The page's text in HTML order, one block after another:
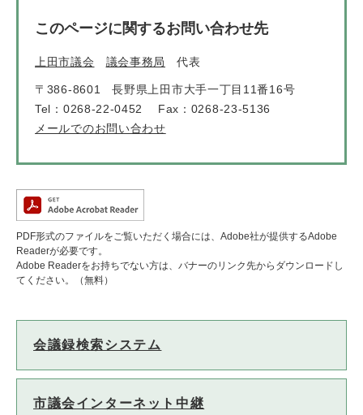
このページに関するお問い合わせ先
上田市議会 議会事務局 代表
〒386-8601
長野県上田市大手一丁目11番16号
Tel：0268-22-0452
Fax：0268-23-5136
メールでのお問い合わせ
PDF形式のファイルをご覧いただく場合には、Adobe社が提供するAdobe
Readerが必要です。
Adobe Readerをお持ちでない方は、バナーのリンク先からダウンロードし
てください。（無料）
会議録検索システム
市議会インターネット中継